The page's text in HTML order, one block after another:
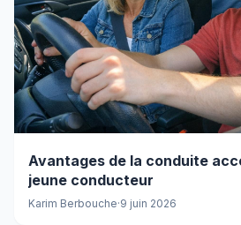
Avantages de la conduite
jeune conducteur
Karim Berbouche·9 juin 2026